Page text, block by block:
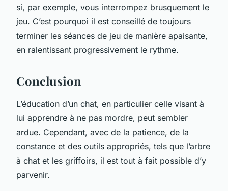
si, par exemple, vous interrompez brusquement le
jeu. C’est pourquoi il est conseillé de toujours
terminer les séances de jeu de manière apaisante,
en ralentissant progressivement le rythme.
Conclusion
L’éducation d’un chat, en particulier celle visant à
lui apprendre à ne pas mordre, peut sembler
ardue. Cependant, avec de la patience, de la
constance et des outils appropriés, tels que l’arbre
à chat et les griffoirs, il est tout à fait possible d’y
parvenir.